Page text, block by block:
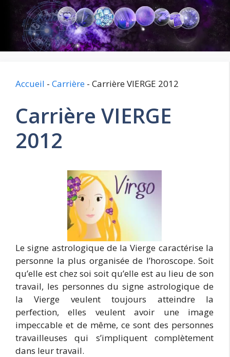
contenu
Accueil - Carrière - Carrière VIERGE 2012
Carrière VIERGE
2012
Le signe astrologique de la Vierge caractérise la
personne la plus organisée de l’horoscope. Soit
qu’elle est chez soi soit qu’elle est au lieu de son
travail, les personnes du signe astrologique de
la Vierge veulent toujours atteindre la
perfection, elles veulent avoir une image
impeccable et de même, ce sont des personnes
travailleuses qui s’impliquent complètement
dans leur travail.